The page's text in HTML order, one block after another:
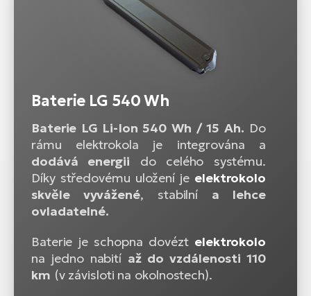
Baterie LG 540 Wh
Baterie LG Li-Ion 540 Wh / 15 Ah. Do
rámu elektrokola je integrována a
dodává energii do celého systému.
Díky středovému uložení je elektrokolo
skvěle vyvážené, stabilní a lehce
ovladatelné.
Baterie je schopna dovézt elektrokolo
na jedno nabití až do vzdálenosti 110
km (v závisloti na okolnostech).